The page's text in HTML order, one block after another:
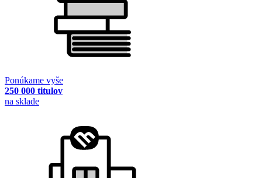
Ponúkame vyše
250 000 titulov
na sklade